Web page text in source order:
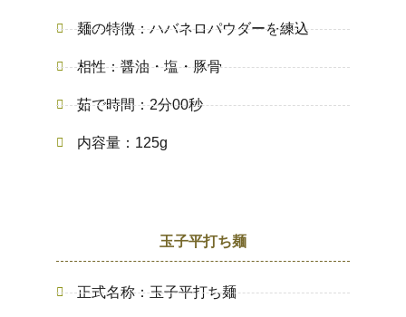
麺の特徴：ハバネロパウダーを練込
相性：醤油・塩・豚骨
茹で時間：2分00秒
内容量：125g
玉子平打ち麺
正式名称：玉子平打ち麺